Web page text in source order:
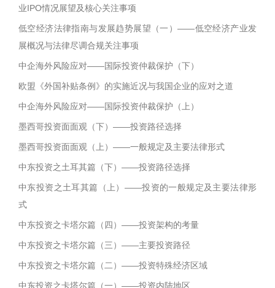
业IPO情况展望及核心关注事项
低空经济法律指南与发展趋势展望（一）——低空经济产业发
展概况与法律尽调合规关注事项
中企海外风险应对——国际投资仲裁保护（下）
欧盟《外国补贴条例》的实施近况与我国企业的应对之道
中企海外风险应对——国际投资仲裁保护（上）
墨西哥投资面面观（下）——投资路径选择
墨西哥投资面面观（上）——一般规定及主要法律形式
中东投资之土耳其篇（下）——投资路径选择
中东投资之土耳其篇（上）——投资的一般规定及主要法律形
式
中东投资之卡塔尔篇（四）——投资架构的考量
中东投资之卡塔尔篇（三）——主要投资路径
中东投资之卡塔尔篇（二）——投资特殊经济区域
中东投资之卡塔尔篇（一）——投资内陆地区